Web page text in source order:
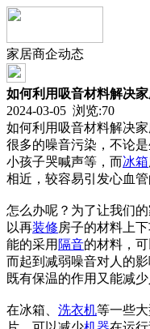
家居商企动态
如何利用吸音材料解决家
2024-03-05 浏览:70
如何利用吸音材料解决
很多的噪音污染，不论
小孩子哭喊声等，而冰箱
相近，较容易引发心血
怎么办呢？为了让我们
以再装修房子的材料上
能的采用 隔音的材料，
而起到减弱噪音对人的影
既有保温的作用又能减
在冰箱、 洗衣机等一些大